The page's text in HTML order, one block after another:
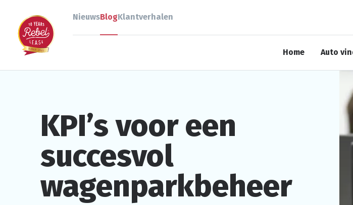
NieuwsBlogKlantverhalen
Home Auto
KPI’s voor een
succesvol
wagenparkbeheer